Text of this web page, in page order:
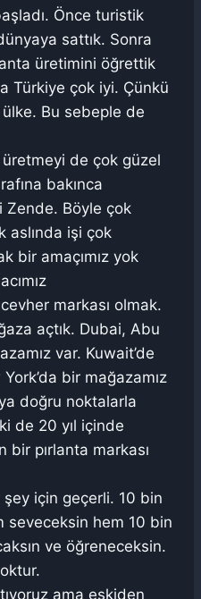
Önce turistik
sattık. Sonra
üretimini öğrettik
Türkiye çok iyi. Çünkü
ülke. Bu sebeple de
de çok güzel
bakınca
Zende. Böyle çok
aslında işi çok
bir amaçımız yok
markası olmak.
açtık. Dubai, Abu
var. Kuwait’de
bir mağazamız
doğru noktalarla
de 20 yıl içinde
bir pırlanta markası
için geçerli. 10 bin
seveceksin hem 10 bin
ve öğreneceksin.
ama eskiden